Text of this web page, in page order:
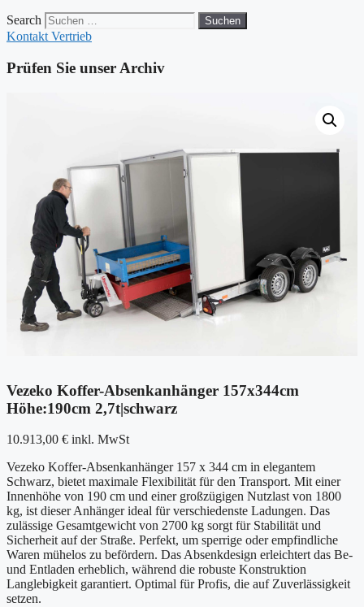
Search Suchen
Kontakt Vertrieb
Prüfen Sie unser Archiv
Vezeko Koffer-Absenkanhänger 157x344cm
Höhe:190cm 2,7t|schwarz
10.913,00 € inkl. MwSt
Vezeko Koffer-Absenkanhänger 157 x 344 cm in elegantem
Schwarz, bietet maximale Flexibilität für den Transport. Mit einer
Innenhöhe von 190 cm und einer großzügigen Nutzlast von 1800
kg, ist dieser Anhänger ideal für verschiedenste Ladungen. Das
zulässige Gesamtgewicht von 2700 kg sorgt für Stabilität und
Sicherheit auf der Straße. Perfekt, um sperrige oder empfindliche
Waren mühelos zu befördern. Das Absenkdesign erleichtert das Be-
und Entladen erheblich, während die robuste Konstruktion
Langlebigkeit garantiert. Optimal für Profis, die auf Zuverlässigkeit
setzen.